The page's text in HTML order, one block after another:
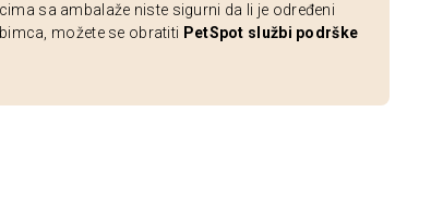
sa ambalaže niste sigurni da li je određeni
možete se obratiti PetSpot službi podrške